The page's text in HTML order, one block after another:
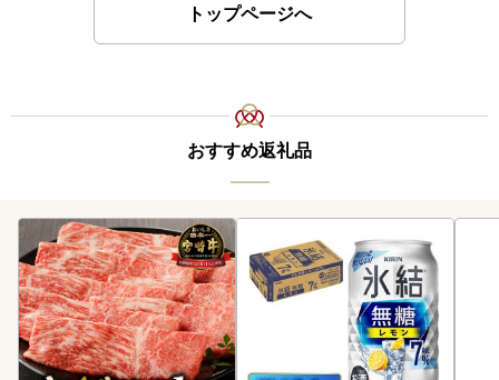
トップページへ
おすすめ返礼品